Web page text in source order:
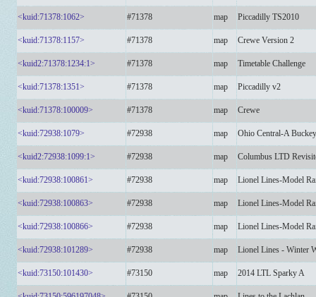
<kuid:71378:1062> #71378 map Piccadilly TS2010
<kuid:71378:1157> #71378 map Crewe Version 2
<kuid2:71378:1234:1> #71378 map Timetable Challenge
<kuid:71378:1351> #71378 map Piccadilly v2
<kuid:71378:100009> #71378 map Crewe
<kuid:72938:1079> #72938 map Ohio Central-A
<kuid2:72938:1099:1> #72938 map Columbus LTD
<kuid:72938:100861> #72938 map Lionel Lines-Model
<kuid:72938:100863> #72938 map Lionel Lines-Model
<kuid:72938:100866> #72938 map Lionel Lines-Model
<kuid:72938:101289> #72938 map Lionel Lines - Winter
<kuid:73150:101430> #73150 map 2014 LTL Sparky A